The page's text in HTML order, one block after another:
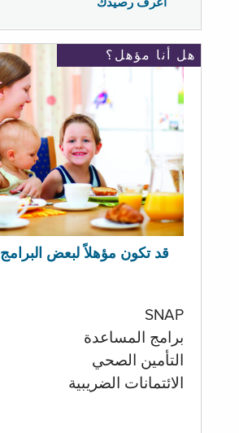
هل أنا مؤهل؟
قد تكون مؤهلاً لبعض البرامج
SNAP
برامج المساعدة
التأمين الصحي
الائتمانات الضريبية